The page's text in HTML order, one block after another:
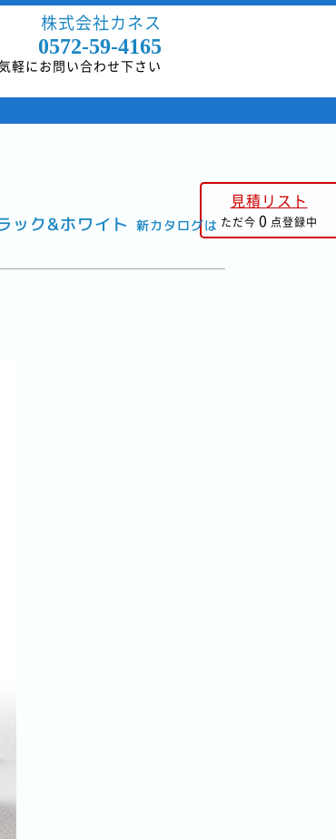
株式会社カネス
0572-59-4165
軽にお問い合わせ下さい
見積リスト
ただ今 0 点登録中
ック&ホワイト 新カタログは